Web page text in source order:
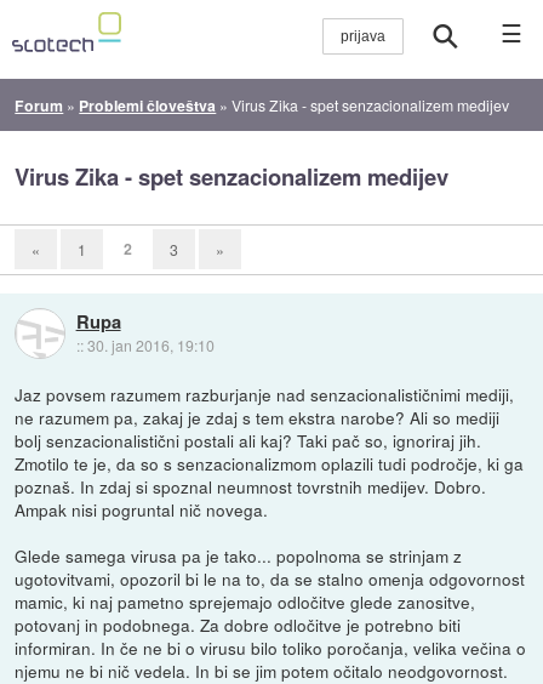
☰
Forum » Problemi človeštva »Virus Zika - spet senzacionalizem medijev
Virus Zika - spet senzacionalizem medijev
« 1 2 3 »
Rupa
::30. jan 2016, 19:10
Jaz povsem razumem razburjanje nad senzacionalističnimi mediji,
ne razumem pa, zakaj je zdaj s tem ekstra narobe? Ali so mediji
bolj senzacionalistični postali ali kaj? Taki pač so, ignoriraj jih.
Zmotilo te je, da so s senzacionalizmom oplazili tudi področje, ki ga
poznaš. In zdaj si spoznal neumnost tovrstnih medijev. Dobro.
Ampak nisi pogruntal nič novega.
Glede samega virusa pa je tako... popolnoma se strinjam z
ugotovitvami, opozoril bi le na to, da se stalno omenja odgovornost
mamic, ki naj pametno sprejemajo odločitve glede zanositve,
potovanj in podobnega. Za dobre odločitve je potrebno biti
informiran. In če ne bi o virusu bilo toliko poročanja, velika večina o
njemu ne bi nič vedela. In bi se jim potem očitalo neodgovornost.